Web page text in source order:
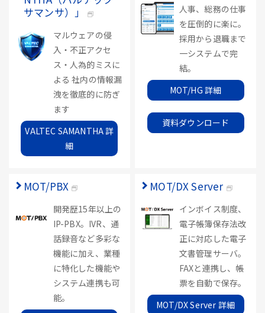
サマンサ）」
マルウェアの侵
入・不正アクセ
ス・人為的ミスに
よる 社内の情報漏
洩を徹底的に防ぎ
ます
VALTEC SAMANTHA 詳
細
人事、総務の仕事
を圧倒的に楽に。
採用から退職まで
一システムで完
結。
MOT/HG 詳細
資料ダウンロード
MOT/PBX
開発歴15年以上の
IP-PBX。IVR、通
話録音など多彩な
機能に加え、業種
に特化した機能や
システム連携も可
能。
MOT/DX Server
インボイス制度、
電子帳簿保存法改
正に対応した電子
文書管理サーバ。
FAXと連携し、帳
票を自動で保存。
MOT/DX Server 詳細